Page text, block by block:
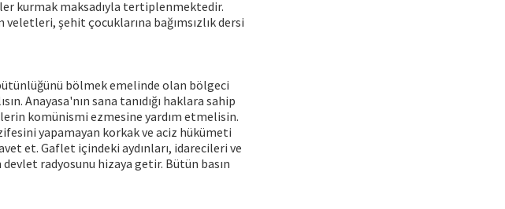
kurmak maksadıyla tertiplenmektedir.
veletleri, şehit çocuklarına bağımsızlık dersi
bölmek emelinde olan bölgeci
Anayasa'nın sana tanıdığı haklara sahip
komünismi ezmesine yardım etmelisin.
yapamayan korkak ve aciz hükümeti
et. Gaflet içindeki aydınları, idarecileri ve
radyosunu hizaya getir. Bütün basın